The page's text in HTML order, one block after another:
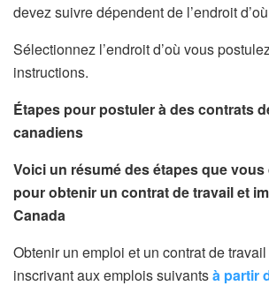
devez suivre dépendent de l’endroit
Sélectionnez l’endroit d’où vous
instructions.
Étapes pour postuler à des contrats
canadiens
Voici un résumé des étapes que
pour obtenir un contrat de travail et
Canada
Obtenir un emploi et un contrat de
inscrivant aux emplois suivantsà partir